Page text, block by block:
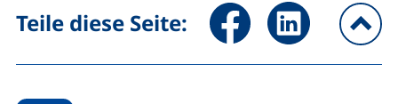
Teile diese Seite: Seite über Facebook teilen
Seite über